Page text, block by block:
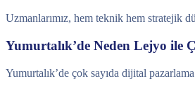
Uzmanlarımız, hem teknik hem stratejik
Yumurtalık’de Neden Lejyo ile
Yumurtalık’de çok sayıda dijital